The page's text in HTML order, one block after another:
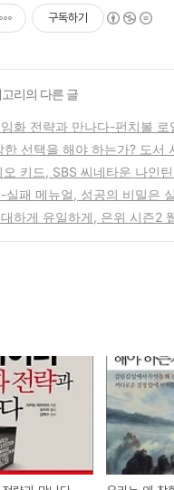
구독하기
고리의 다른 글
화 전략과 만나다-펀치볼 로
여와 동기를 이끌어 내는 방
(0)
한 선택을 해야 하는가? 도서
인간을 위한 옳고 그름의 법칙
키드, SBS 씨네타운 나인틴
뒷이야기 에세이 도서 서평
(0)
실패 메뉴얼, 성공의 비밀은
스쿨 비즈니스 시리즈 도서 서
하게 유일하게, 은위 시즌2